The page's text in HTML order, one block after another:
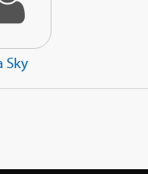
Sky